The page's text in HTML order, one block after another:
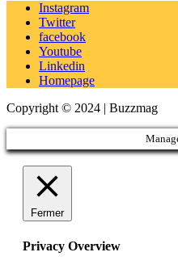
Instagram
Twitter
facebook
Youtube
Linkedin
Homepage
Copyright © 2024 | Buzzmag
Fermer
Privacy Overview